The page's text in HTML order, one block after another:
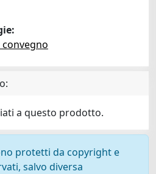
a questo prodotto.
protetti da copyright e
salvo diversa